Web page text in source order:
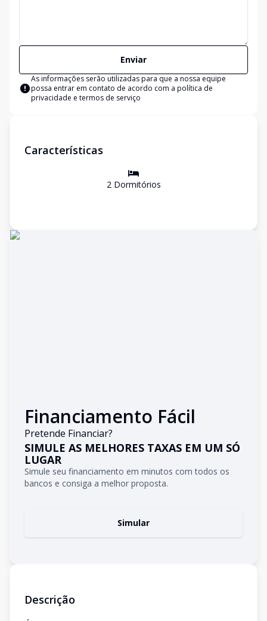
Enviar
As informações serão utilizadas para que a nossa equipe
possa entrar em contato de acordo com a política de
privacidade e termos de serviço
Características
2Dormitórios
Financiamento Fácil
Pretende Financiar?
SIMULE AS MELHORES TAXAS EM UM SÓ
LUGAR
Simule seu financiamento em minutos com todos os
bancos e consiga a melhor proposta.
Simular
Descrição